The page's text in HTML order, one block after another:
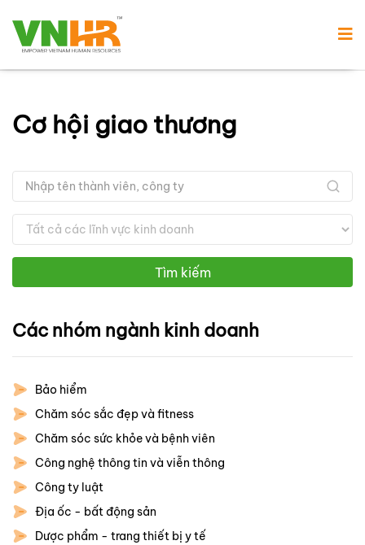
Cơ hội giao thương
Tìm kiếm
Các nhóm ngành kinh doanh
Bảo hiểm
Chăm sóc sắc đẹp và fitness
Chăm sóc sức khỏe và bệnh viên
Công nghệ thông tin và viễn thông
Công ty luật
Địa ốc - bất động sản
Dược phẩm - trang thiết bị y tế